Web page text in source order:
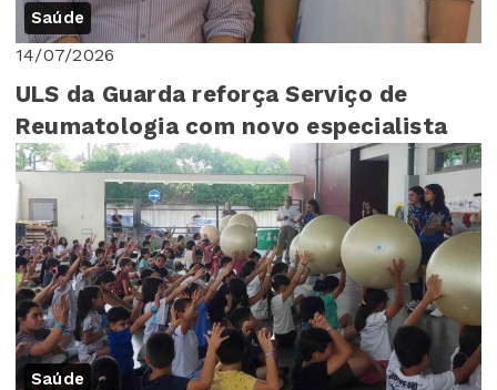
Saúde
14/07/2026
ULS da Guarda reforça Serviço de
Reumatologia com novo especialista
Saúde